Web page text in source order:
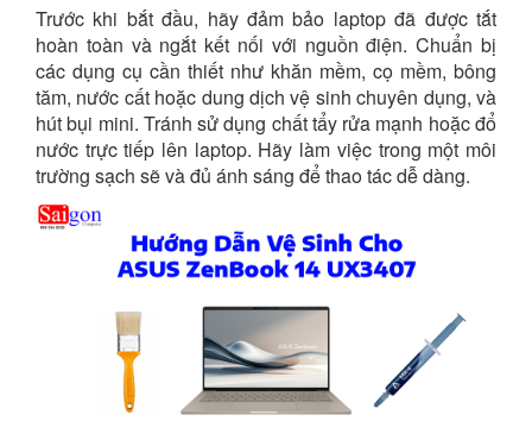
Trước khi bắt đầu, hãy đảm bảo laptop đã được tắt
hoàn toàn và ngắt kết nối với nguồn điện. Chuẩn bị
các dụng cụ cần thiết như khăn mềm, cọ mềm, bông
tăm, nước cất hoặc dung dịch vệ sinh chuyên dụng, và
hút bụi mini. Tránh sử dụng chất tẩy rửa mạnh hoặc đổ
nước trực tiếp lên laptop. Hãy làm việc trong một môi
trường sạch sẽ và đủ ánh sáng để thao tác dễ dàng.